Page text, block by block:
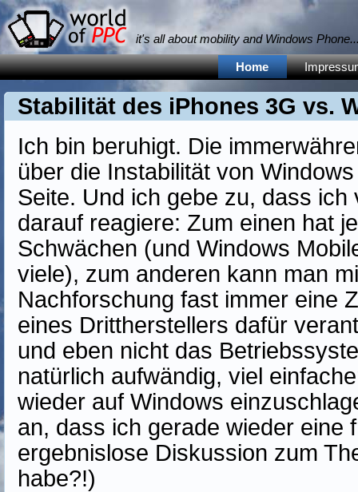
it's all about mobility and Windows
Home
Stabilität des iPhones 3G vs.
Ich bin beruhigt. Die
über die Instabilität von
Seite. Und ich gebe zu, dass
darauf reagiere: Zum einen hat
Schwächen (und Windows
viele), zum anderen kann man
Nachforschung fast immer eine
eines Drittherstellers dafür
und eben nicht das
natürlich aufwändig, viel
wieder auf Windows
an, dass ich gerade wieder eine
ergebnislose Diskussion zum
habe?!)